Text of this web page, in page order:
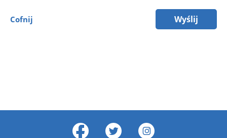
Cofnij Wyślij